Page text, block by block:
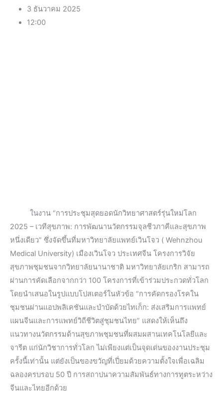
3 ธันวาคม 2025
12:00
ในงาน “การประชุมสุดยอดนักวิทยาศาสตร์รุ่นใหม่โลก
2025 – เวทีสุขภาพ: การพัฒนานวัตกรรมจุลชีวภาคีและสุขภาพ
หนึ่งเดียว” ซึ่งจัดขึ้นที่มหาวิทยาลัยแพทย์เวินโจว ( Wehnzhou
Medical University) เมืองเวินโจว ประเทศจีน โครงการวิจัย
สุขภาพชุมชนจากวิทยาลัยนานาชาติ มหาวิทยาลัยเกริก สามารถ
ผ่านการคัดเลือกจากกว่า 100 โครงการที่เข้าร่วมประกวดทั่วโลก
โดยนำเสนอในรูปแบบโปสเตอร์ในหัวข้อ “การคัดกรองโรคใน
ชุมชนผ่านแอปพลิเคชันและบำบัดด้วยไทเก็ก: ส่งเสริมการแพทย์
แผนจีนและการแพทย์วิถีชีวิตสู่ชุมชนไทย” แสดงให้เห็นถึง
แนวทางนวัตกรรมด้านสุขภาพชุมชนที่ผสมผสานเทคโนโลยีและ
จารีต แก่นักวิชาการทั่วโลก ไม่เพียงแต่เป็นจุดเด่นของงานประชุม
ครั้งนี้เท่านั้น แต่ยังเป็นของขวัญที่เปี่ยมด้วยความตั้งใจเพื่อเฉลิม
ฉลองครบรอบ 50 ปี การสถาปนาความสัมพันธ์ทางการทูตระหว่าง
จีนและไทยอีกด้วย